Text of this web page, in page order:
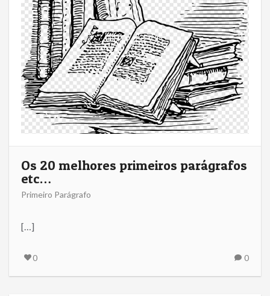
Os 20 melhores primeiros parágrafos
etc…
Primeiro Parágrafo
[…]
0 0